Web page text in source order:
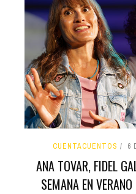
CUENTACUENTOS 6
ANA TOVAR, FIDEL
SEMANA EN